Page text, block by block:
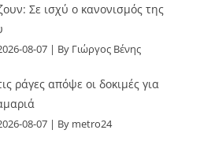
Σε ισχύ ο κανονισμός της
08-07 By Γιώργος Βένης
ράγες απόψε οι δοκιμές για
08-07 By metro24